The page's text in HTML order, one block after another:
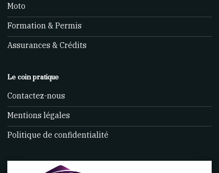
Moto
Formation & Permis
Assurances & Crédits
Le coin pratique
Contactez-nous
Mentions légales
Politique de confidentialité